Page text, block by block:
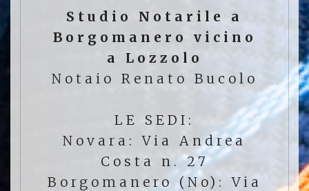
Studio Notarile a
Borgomanero vicino
a Lozzolo
Notaio Renato Bucolo
LE SEDI:
Novara: Via Andrea
Costa n. 27
Borgomanero (No): Via